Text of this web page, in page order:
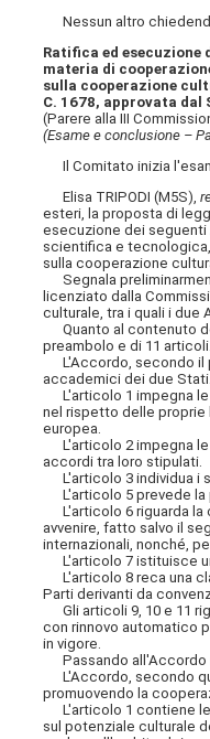
Nessun altro
Ratifica ed
materia di
sulla cooperazione
C. 1678, approvata dal
(Parere alla III
(Esame e conclusione –
Il Comitato inizia
Elisa TRIPODI (M5S),
esteri, la proposta di
esecuzione dei
scientifica e
sulla cooperazione
Segnala
licenziato dalla
culturale, tra i quali i due
Quanto al contenuto
preambolo e di 11 articoli.
L'Accordo, secondo il
accademici dei due Stati.
L'articolo 1 impegna le
nel rispetto delle proprie
europea.
L'articolo 2 impegna le
accordi tra loro stipulati.
L'articolo 3 individua i
L'articolo 5 prevede la
L'articolo 6 riguarda la
avvenire, fatto salvo il
internazionali, nonché,
L'articolo 7 istituisce
L'articolo 8 reca una
Parti derivanti da
Gli articoli 9, 10 e 11
con rinnovo automatico
in vigore.
Passando all'Accordo
L'Accordo, secondo
promuovendo la
L'articolo 1 contiene le
sul potenziale culturale